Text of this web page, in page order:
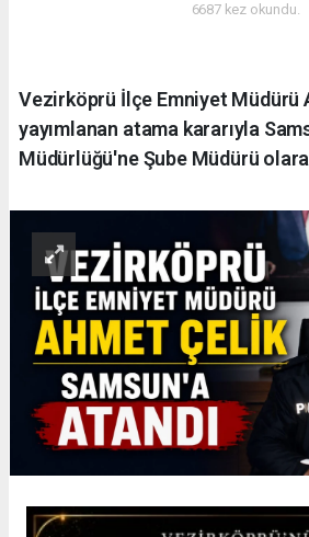
6687 kez okundu.
Vezirköprü İlçe Emniyet Müdürü
yayımlanan atama kararıyla
Müdürlüğü'ne Şube Müdürü